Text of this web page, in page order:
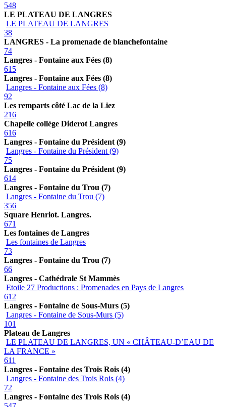
548
LE PLATEAU DE LANGRES
LE PLATEAU DE LANGRES
38
LANGRES - La promenade de blanchefontaine
74
Langres - Fontaine aux Fées (8)
615
Langres - Fontaine aux Fées (8)
Langres - Fontaine aux Fées (8)
92
Les remparts côté Lac de la Liez
216
Chapelle collège Diderot Langres
616
Langres - Fontaine du Président (9)
Langres - Fontaine du Président (9)
75
Langres - Fontaine du Président (9)
614
Langres - Fontaine du Trou (7)
Langres - Fontaine du Trou (7)
356
Square Henriot. Langres.
671
Les fontaines de Langres
Les fontaines de Langres
73
Langres - Fontaine du Trou (7)
66
Langres - Cathédrale St Mammès
Etoile 27 Productions : Promenades en Pays de Langres
612
Langres - Fontaine de Sous-Murs (5)
Langres - Fontaine de Sous-Murs (5)
101
Plateau de Langres
LE PLATEAU DE LANGRES, UN « CHÂTEAU-D’EAU DE
LA FRANCE »
611
Langres - Fontaine des Trois Rois (4)
Langres - Fontaine des Trois Rois (4)
72
Langres - Fontaine des Trois Rois (4)